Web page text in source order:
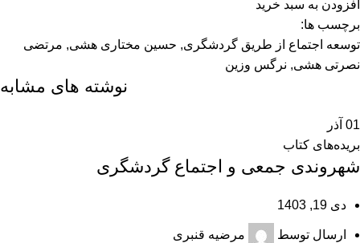
افزودن به سبد خرید
برچسب ها:
توسعه اجتماع از طریق گردشگری, حسين مختاری هشی, مرتضی
نصرتی هشی, نرگس وزين
نوشته های مشابه
01 آذر
بریده‌های کتاب
شهروندی جمعی و اجتماع گردشگری
دی 19, 1403
ارسال توسط مرضیه قنبری